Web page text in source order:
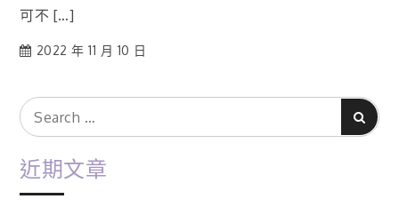
可不 […]
2022 年 11 月 10 日
Search
for:
Search
近期文章